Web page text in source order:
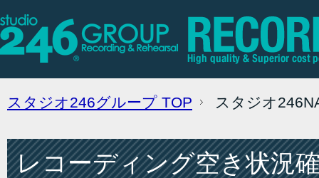
スタジオ246グループ TOP スタジオ
レコーディング空き状況